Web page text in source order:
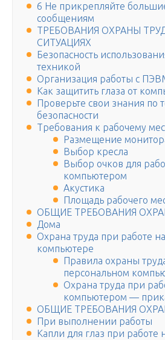
6 Не прикрепляйте
сообщениям
ТРЕБОВАНИЯ ОХРАНЫ
СИТУАЦИЯХ
Безопасность
техникой
Организация работы с
Как защитить глаза от
Проверьте свои знания по
безопасности
Требования к рабочему
Размещение
Выбор кресла
Выбор очков для
компьютером
Акустика
Площадь рабочего
ОБЩИЕ ТРЕБОВАНИЯ
Дома
Охрана труда при работе
компьютере
Правила охраны
персональном
Охрана труда при
компьютером —
ОБЩИЕ ТРЕБОВАНИЯ
При выполнении работы
Капли для глаз при работе